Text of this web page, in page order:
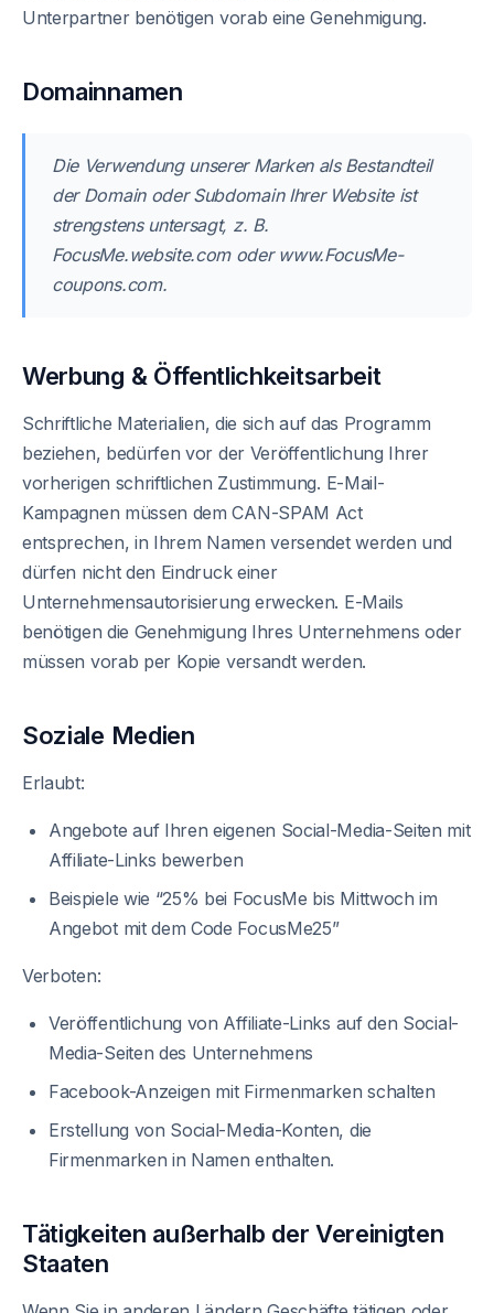
Unterpartner benötigen vorab eine Genehmigung.
Domainnamen
Die Verwendung unserer Marken als Bestandteil
der Domain oder Subdomain Ihrer Website ist
strengstens untersagt, z. B.
FocusMe.website.com oder www.FocusMe-
coupons.com.
Werbung & Öffentlichkeitsarbeit
Schriftliche Materialien, die sich auf das Programm
beziehen, bedürfen vor der Veröffentlichung Ihrer
vorherigen schriftlichen Zustimmung. E-Mail-
Kampagnen müssen dem CAN-SPAM Act
entsprechen, in Ihrem Namen versendet werden und
dürfen nicht den Eindruck einer
Unternehmensautorisierung erwecken. E-Mails
benötigen die Genehmigung Ihres Unternehmens oder
müssen vorab per Kopie versandt werden.
Soziale Medien
Erlaubt:
Angebote auf Ihren eigenen Social-Media-Seiten mit
Affiliate-Links bewerben
Beispiele wie “25% bei FocusMe bis Mittwoch im
Angebot mit dem Code FocusMe25”
Verboten:
Veröffentlichung von Affiliate-Links auf den Social-
Media-Seiten des Unternehmens
Facebook-Anzeigen mit Firmenmarken schalten
Erstellung von Social-Media-Konten, die
Firmenmarken in Namen enthalten.
Tätigkeiten außerhalb der Vereinigten
Staaten